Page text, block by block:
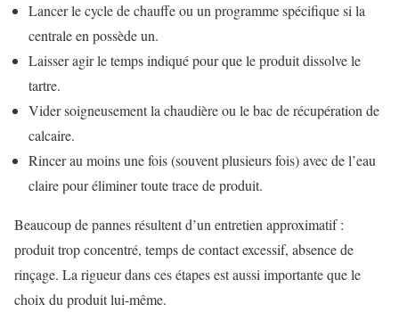
Lancer le cycle de chauffe ou un programme spécifique si la
centrale en possède un.
Laisser agir le temps indiqué pour que le produit dissolve le
tartre.
Vider soigneusement la chaudière ou le bac de récupération de
calcaire.
Rincer au moins une fois (souvent plusieurs fois) avec de l’eau
claire pour éliminer toute trace de produit.
Beaucoup de pannes résultent d’un entretien approximatif :
produit trop concentré, temps de contact excessif, absence de
rinçage. La rigueur dans ces étapes est aussi importante que le
choix du produit lui-même.